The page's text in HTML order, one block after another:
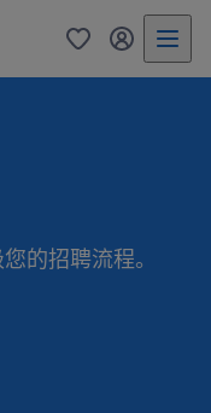
0 my
的招聘流程。